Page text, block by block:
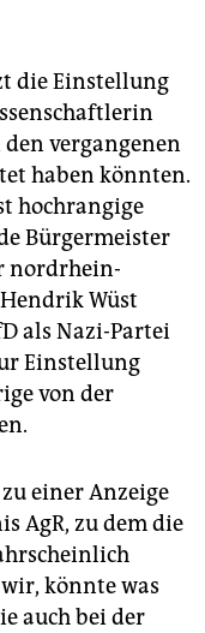
die Einstellung
vergangenen
haben könnten.
hochrangige
Bürgermeister
nordrhein-
Wüst
als Nazi-Partei
Einstellung
von der
einer Anzeige
AgR, zu dem die
könnte was
auch bei der